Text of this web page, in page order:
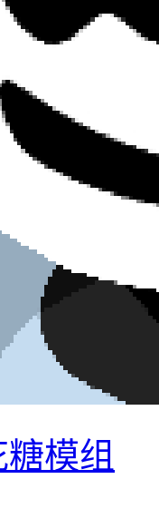
模组